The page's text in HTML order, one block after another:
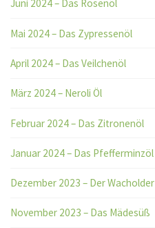
Juni 2024 – Das Rosenöl
Mai 2024 – Das Zypressenöl
April 2024 – Das Veilchenöl
März 2024 – Neroli Öl
Februar 2024 – Das Zitronenöl
Januar 2024 – Das Pfefferminzöl
Dezember 2023 – Der Wacholder
November 2023 – Das Mädesüß